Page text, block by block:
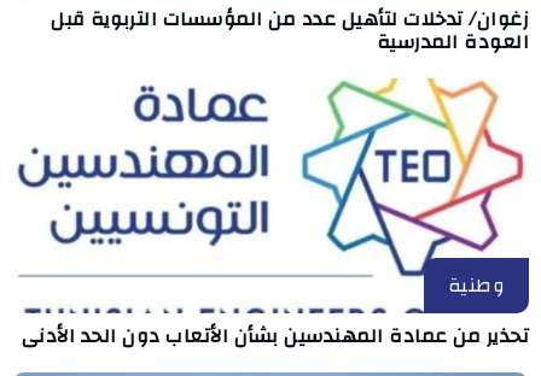
زغوان/ تدخلات لتأهيل عدد من المؤسسات التربوية قبل
العودة المدرسية
وطنية
تحذير من عمادة المهندسين بشأن الأتعاب دون الحد الأدنى